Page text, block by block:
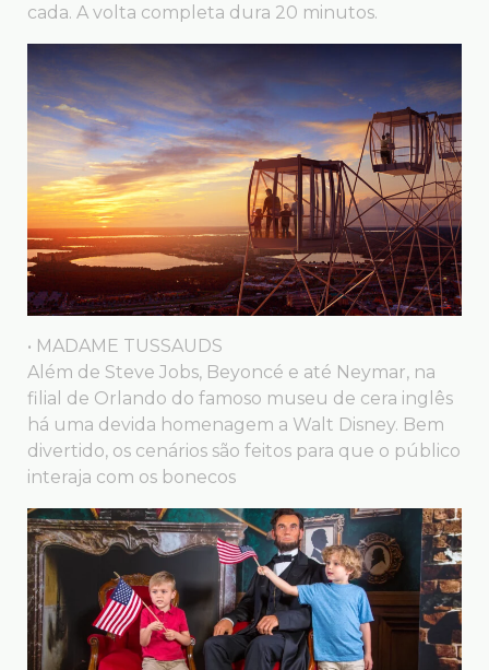
cada. A volta completa dura 20 minutos.
• MADAME TUSSAUDS
Além de Steve Jobs, Beyoncé e até Neymar, na
filial de Orlando do famoso museu de cera inglês
há uma devida homenagem a Walt Disney. Bem
divertido, os cenários são feitos para que o público
interaja com os bonecos